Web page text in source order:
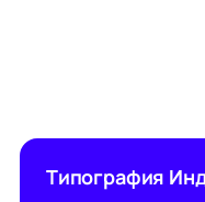
Типография